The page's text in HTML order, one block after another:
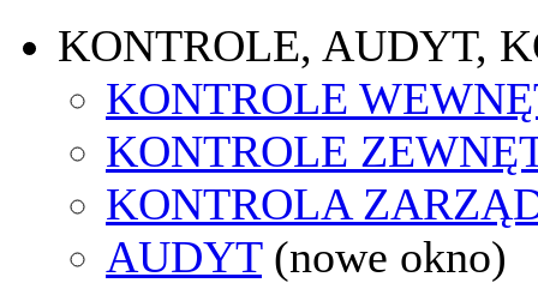
KONTROLE, AUDYT,
KONTROLE
KONTROLE
KONTROLA
AUDYT (nowe okno)